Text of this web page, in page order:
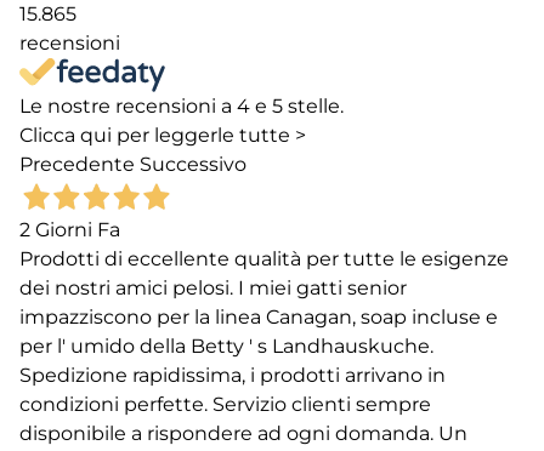
15.865
recensioni
Le nostre recensioni a 4 e 5 stelle.
Clicca qui per leggerle tutte >
Precedente Successivo
2 Giorni Fa
Prodotti di eccellente qualità per tutte le esigenze
dei nostri amici pelosi. I miei gatti senior
impazziscono per la linea Canagan, soap incluse e
per l' umido della Betty ' s Landhauskuche.
Spedizione rapidissima, i prodotti arrivano in
condizioni perfette. Servizio clienti sempre
disponibile a rispondere ad ogni domanda. Un